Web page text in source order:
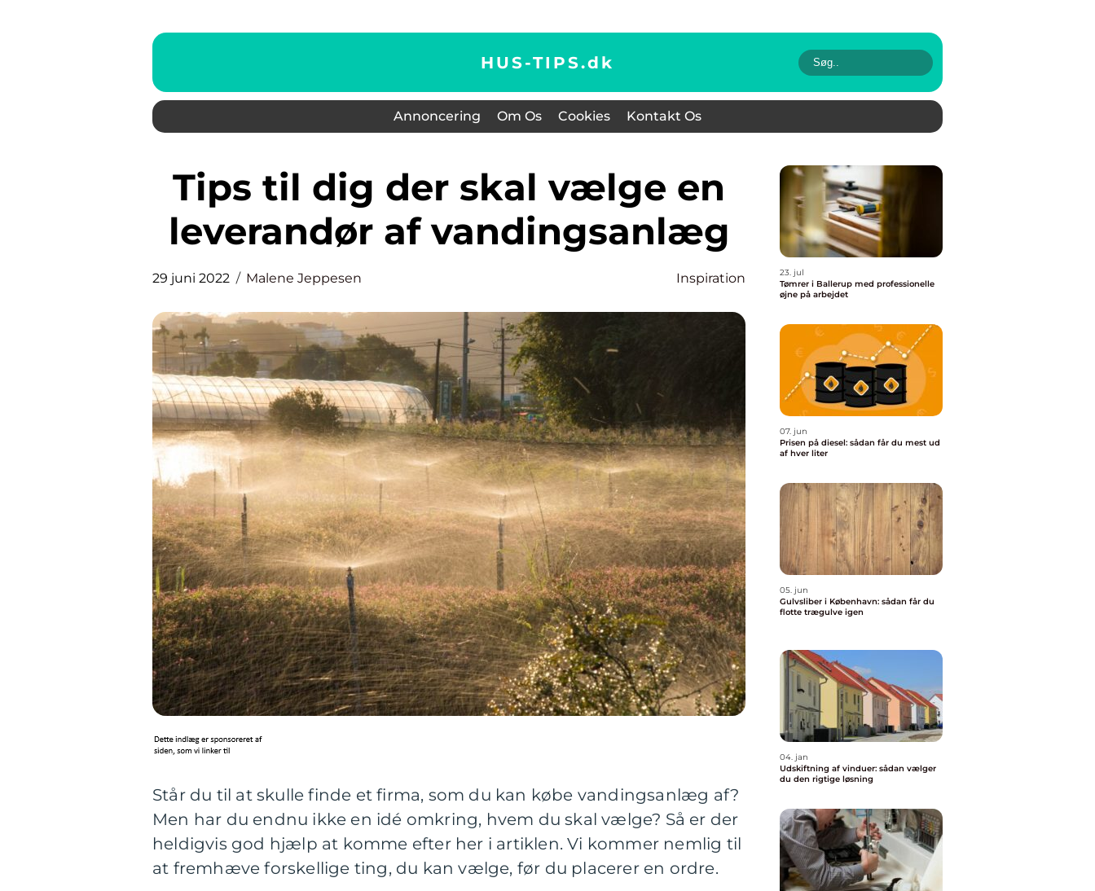
HUS-TIPS.dk
Annoncering Om Os Cookies Kontakt Os
Tips til dig der skal vælge en
leverandør af vandingsanlæg
29 juni 2022 Malene Jeppesen Inspiration
Står du til at skulle finde et firma, som du kan købe vandingsanlæg af?
Men har du endnu ikke en idé omkring, hvem du skal vælge? Så er der
heldigvis god hjælp at komme efter her i artiklen. Vi kommer nemlig til
at fremhæve forskellige ting, du kan vælge, før du placerer en ordre.
23. jul
Tømrer i Ballerup med professionelle
øjne på arbejdet
07. jun
Prisen på diesel: sådan får du mest ud
af hver liter
05. jun
Gulvsliber i København: sådan får du
flotte trægulve igen
04. jan
Udskiftning af vinduer: sådan vælger
du den rigtige løsning